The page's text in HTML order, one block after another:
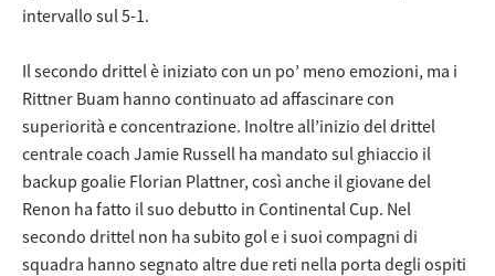
intervallo sul 5-1.
Il secondo drittel è iniziato con un po’ meno emozioni, ma i
Rittner Buam hanno continuato ad affascinare con
superiorità e concentrazione. Inoltre all’inizio del drittel
centrale coach Jamie Russell ha mandato sul ghiaccio il
backup goalie Florian Plattner, così anche il giovane del
Renon ha fatto il suo debutto in Continental Cup. Nel
secondo drittel non ha subito gol e i suoi compagni di
squadra hanno segnato altre due reti nella porta degli ospiti